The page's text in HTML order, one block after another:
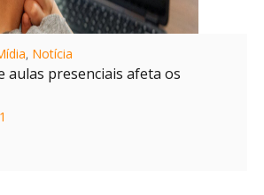
, Notícia
aulas presenciais afeta os